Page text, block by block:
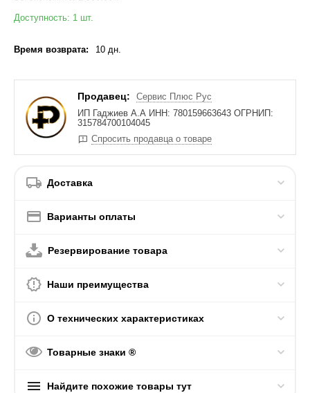
Доступность: 1 шт.
Время возврата: 10 дн.
Продавец:
Сервис Плюс Рус
ИП Гаджиев А.А ИНН: 780159663643 ОГРНИП:
315784700104045
Спросить продавца о товаре
Доставка
Варианты оплаты
Резервирование товара
Наши преимущества
О технических характеристиках
Товарные знаки ®
Найдите похожие товары тут